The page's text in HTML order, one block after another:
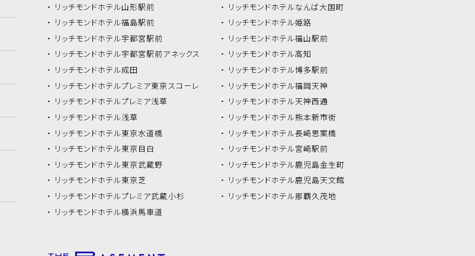
リッチモンドホテル山形駅前
リッチモンドホテル福島駅前
リッチモンドホテル宇都宮駅前
リッチモンドホテル宇都宮駅前アネックス
リッチモンドホテル成田
リッチモンドホテルプレミア東京スコーレ
リッチモンドホテルプレミア浅草
リッチモンドホテル浅草
リッチモンドホテル東京水道橋
リッチモンドホテル東京目白
リッチモンドホテル東京武蔵野
リッチモンドホテル東京芝
リッチモンドホテルプレミア武蔵小杉
リッチモンドホテル横浜馬車道
リッチモンドホテルなんば大国町
リッチモンドホテル姫路
リッチモンドホテル福山駅前
リッチモンドホテル高知
リッチモンドホテル博多駅前
リッチモンドホテル福岡天神
リッチモンドホテル天神西通
リッチモンドホテル熊本新市街
リッチモンドホテル長崎思案橋
リッチモンドホテル宮崎駅前
リッチモンドホテル鹿児島金生町
リッチモンドホテル鹿児島天文館
リッチモンドホテル那覇久茂地